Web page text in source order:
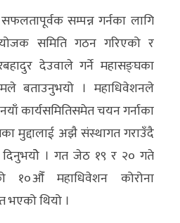
सफलतापूर्वक सम्पन्न गर्नका लागि
समिति गठन गरिएको र
देउवाले गर्ने महासङ्घका
बताउनुभयो । महाधिवेशनले
कार्यसमितिसमेत चयन गर्नाका
मुद्दालाई अझै संस्थागत गराउँदै
। गत जेठ १९ र २० गते
१०औँ महाधिवेशन कोरोना
भएको थियो ।